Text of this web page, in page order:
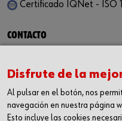
Certificado IQNet - ISO
CONTACTO
Carrer dels Joiers, 21
08184 Palau-solità i
Barcelona
Inc. Reg. Merc. de Barcelona
Disfrute de la
Al pulsar en el botón, nos
navegación en nuestra página
Esto incluye las cookies